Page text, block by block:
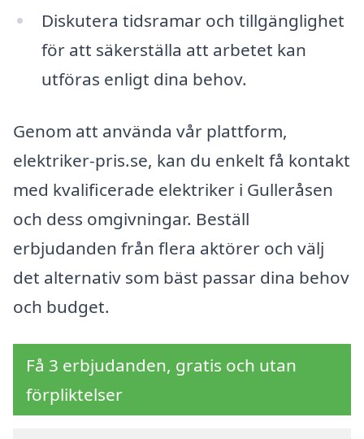
Diskutera tidsramar och tillgänglighet
för att säkerställa att arbetet kan
utföras enligt dina behov.
Genom att använda vår plattform,
elektriker-pris.se, kan du enkelt få kontakt
med kvalificerade elektriker i Gulleråsen
och dess omgivningar. Beställ
erbjudanden från flera aktörer och välj
det alternativ som bäst passar dina behov
och budget.
Få 3 erbjudanden, gratis och utan
förpliktelser